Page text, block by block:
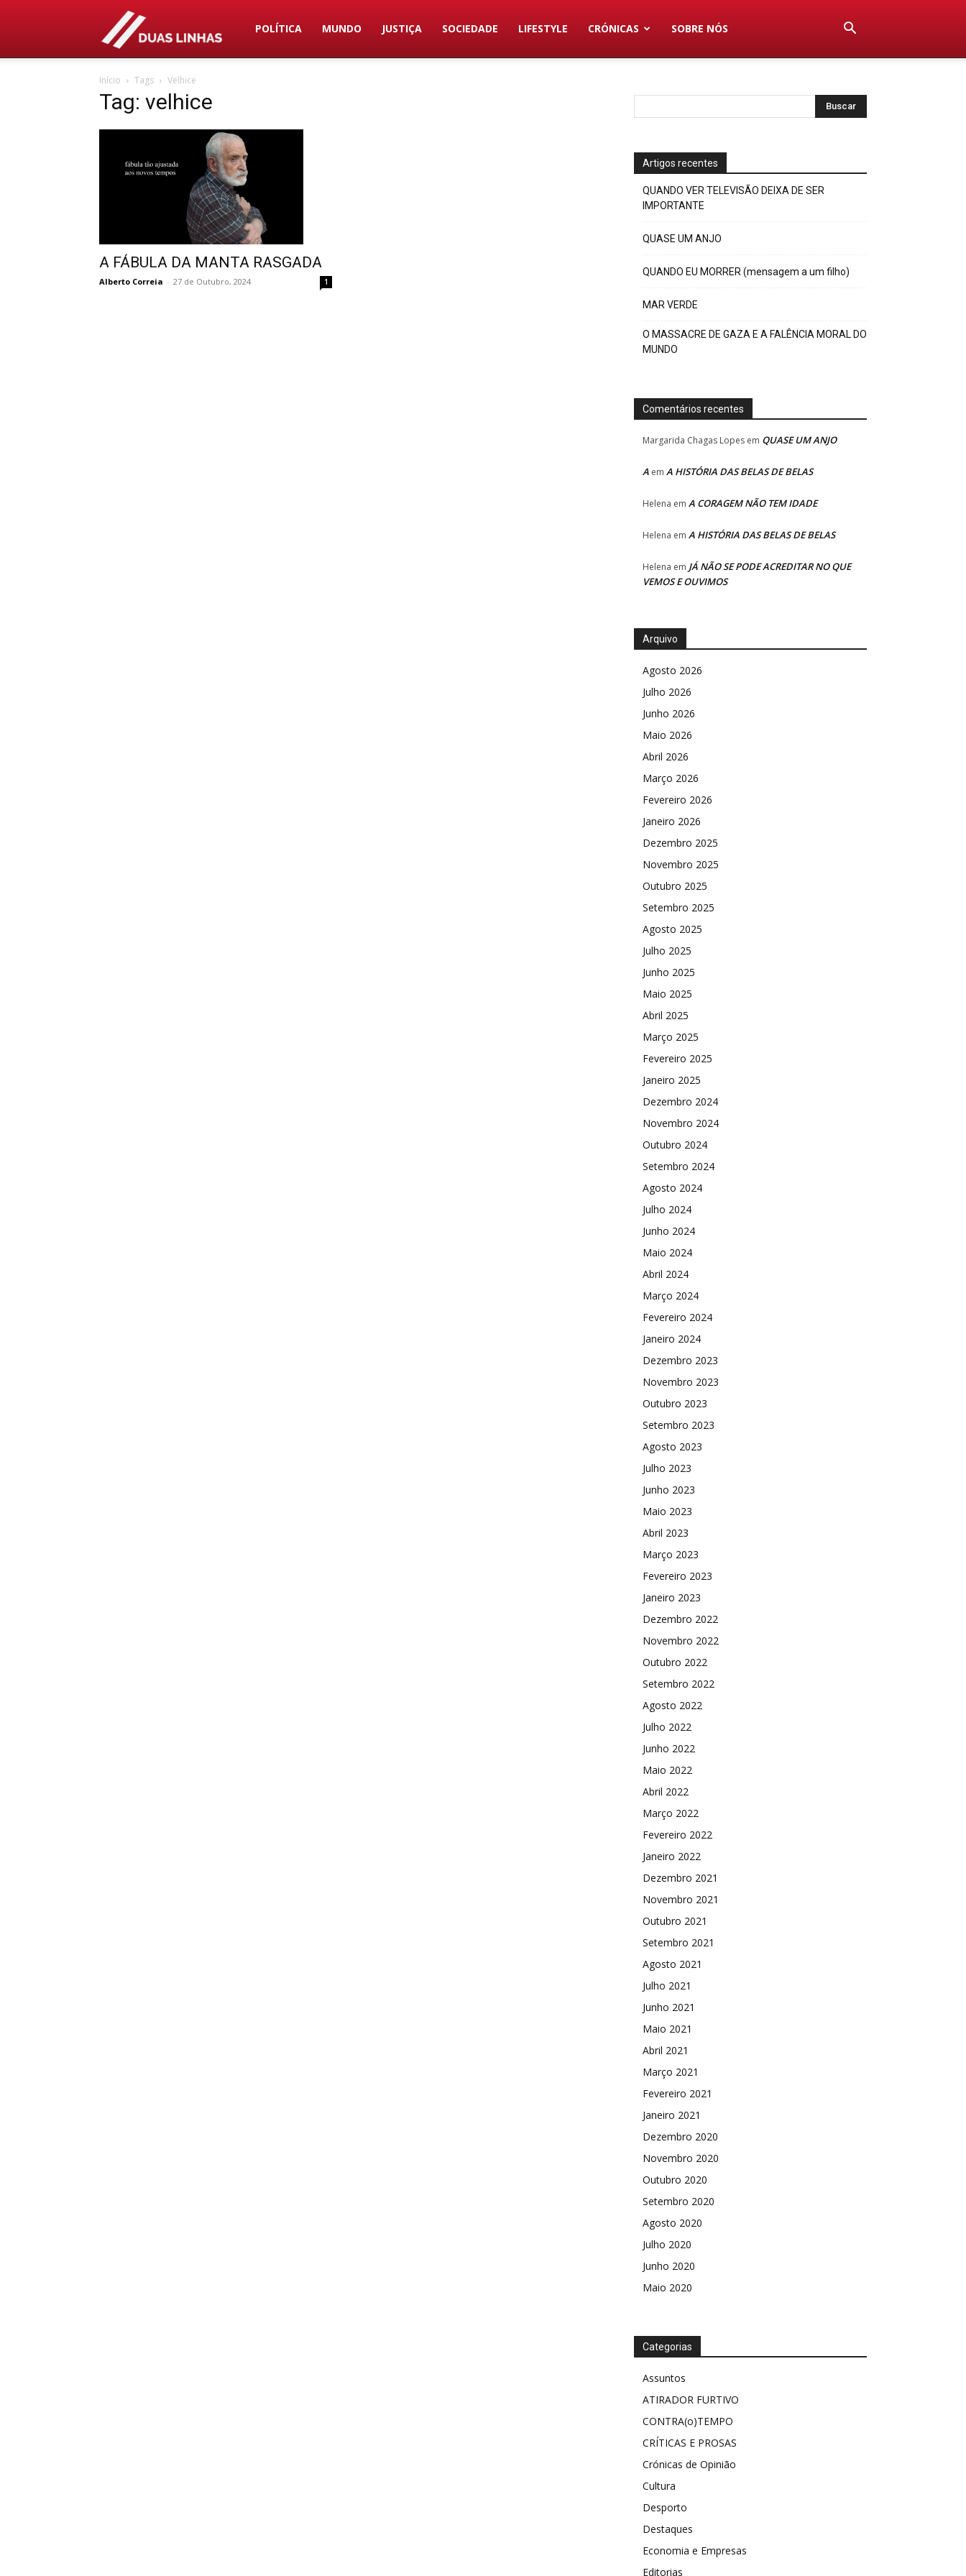
Duas
POLÍTICA MUNDO JUSTIÇA SOCIEDADE LIFESTYLE CRÓNICAS SOBRE NÓS
Início Tags Velhice
Tag: velhice
A FÁBULA DA MANTA RASGADA
Alberto Correia - 27 de Outubro, 2024 1
Artigos recentes
QUANDO VER TELEVISÃO DEIXA DE SER
IMPORTANTE
QUASE UM ANJO
QUANDO EU MORRER (mensagem a um filho)
MAR VERDE
O MASSACRE DE GAZA E A FALÊNCIA MORAL DO
MUNDO
Comentários recentes
Margarida Chagas Lopes em QUASE UM ANJO
A em A HISTÓRIA DAS BELAS DE BELAS
Helena em A CORAGEM NÃO TEM IDADE
Helena em A HISTÓRIA DAS BELAS DE BELAS
Helena em JÁ NÃO SE PODE ACREDITAR NO QUE
VEMOS E OUVIMOS
Arquivo
Agosto 2026
Julho 2026
Junho 2026
Maio 2026
Abril 2026
Março 2026
Fevereiro 2026
Janeiro 2026
Dezembro 2025
Novembro 2025
Outubro 2025
Setembro 2025
Agosto 2025
Julho 2025
Junho 2025
Maio 2025
Abril 2025
Março 2025
Fevereiro 2025
Janeiro 2025
Dezembro 2024
Novembro 2024
Outubro 2024
Setembro 2024
Agosto 2024
Julho 2024
Junho 2024
Maio 2024
Abril 2024
Março 2024
Fevereiro 2024
Janeiro 2024
Dezembro 2023
Novembro 2023
Outubro 2023
Setembro 2023
Agosto 2023
Julho 2023
Junho 2023
Maio 2023
Abril 2023
Março 2023
Fevereiro 2023
Janeiro 2023
Dezembro 2022
Novembro 2022
Outubro 2022
Setembro 2022
Agosto 2022
Julho 2022
Junho 2022
Maio 2022
Abril 2022
Março 2022
Fevereiro 2022
Janeiro 2022
Dezembro 2021
Novembro 2021
Outubro 2021
Setembro 2021
Agosto 2021
Julho 2021
Junho 2021
Maio 2021
Abril 2021
Março 2021
Fevereiro 2021
Janeiro 2021
Dezembro 2020
Novembro 2020
Outubro 2020
Setembro 2020
Agosto 2020
Julho 2020
Junho 2020
Maio 2020
Categorias
Assuntos
ATIRADOR FURTIVO
CONTRA(o)TEMPO
CRÍTICAS E PROSAS
Crónicas de Opinião
Cultura
Desporto
Destaques
Economia e Empresas
Editorias